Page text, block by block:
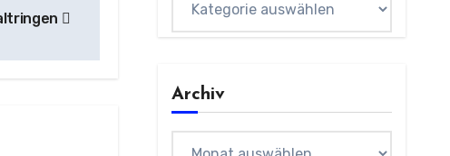
Archiv